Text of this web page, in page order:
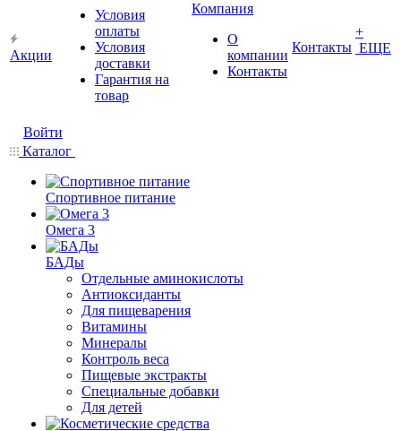
Акции
Условия
оплаты
Условия
доставки
Гарантия на
товар
Компания
О
компании
Контакты
Контакты
+
ЕЩЕ
Войти
Каталог
Спортивное питание
Омега 3
БАДы
Отдельные аминокислоты
Антиоксиданты
Для пищеварения
Витамины
Минералы
Контроль веса
Пищевые экстракты
Специальные добавки
Для детей